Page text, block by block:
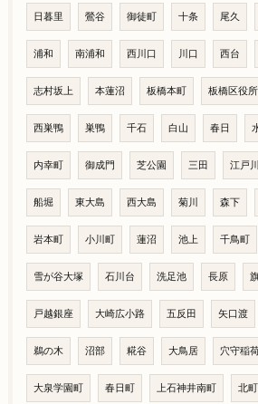
日暮里 鶯谷 御徒町 十条 尾久
浦和 南浦和 西川口 川口 西台
志村坂上 本蓮沼 板橋本町 板橋区役
西巣鴨 巣鴨 千石 白山 春日
内幸町 御成門 芝公園 三田 江戸
船堀 東大島 西大島 菊川 森下
岩本町 小川町 蓮沼 池上 千鳥町
雪が谷大塚 石川台 洗足池 長原
戸越銀座 大崎広小路 五反田 矢口渡
鵜の木 沼部 糀谷 大鳥居 穴守稲
大泉学園町 春日町 上石神井南町 北町